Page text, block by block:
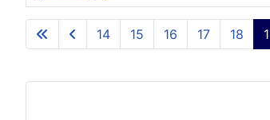
Beiträge
14 15 16 17 18